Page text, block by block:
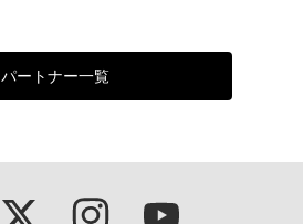
パートナー一覧